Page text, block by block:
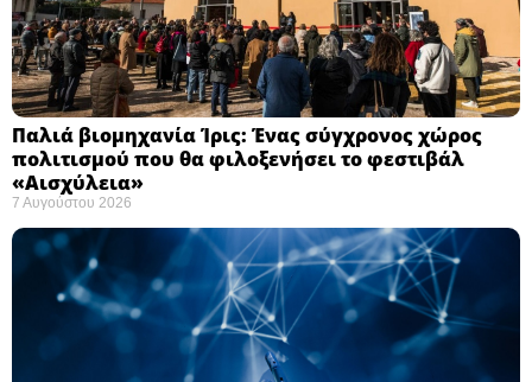
Παλιά βιομηχανία Ίρις: Ένας σύγχρονος χώρος
πολιτισμού που θα φιλοξενήσει το φεστιβάλ
«Αισχύλεια» ​
7 Αυγούστου 2026